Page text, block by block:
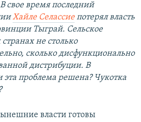
свое время последний
Хайле Селассиепотерял власть
Тыграй. Сельское
не столько
сколько дисфункционально
дистрибуции. В
проблема решена? Чукотка
власти готовы